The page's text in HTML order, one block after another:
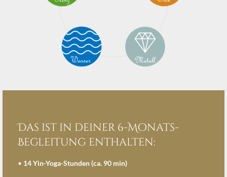
Das ist in deiner 6-Monats-
Begleitung enthalten:
• 14 Yin-Yoga-Stunden (ca. 90 min)